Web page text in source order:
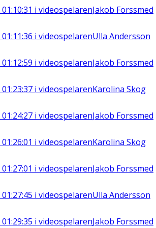
01:10:31 i videospelarenJakob Forssmed
01:11:36 i videospelarenUlla Andersson
01:12:59 i videospelarenJakob Forssmed
01:23:37 i videospelarenKarolina Skog
01:24:27 i videospelarenJakob Forssmed
01:26:01 i videospelarenKarolina Skog
01:27:01 i videospelarenJakob Forssmed
01:27:45 i videospelarenUlla Andersson
01:29:35 i videospelarenJakob Forssmed